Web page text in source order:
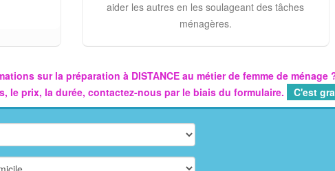
aider les autres en les soulageant des tâches
ménagères.
sur la préparation à DISTANCE au métier de femme de
le prix, la durée, contactez-nous par le biais du formulaire.
C'est